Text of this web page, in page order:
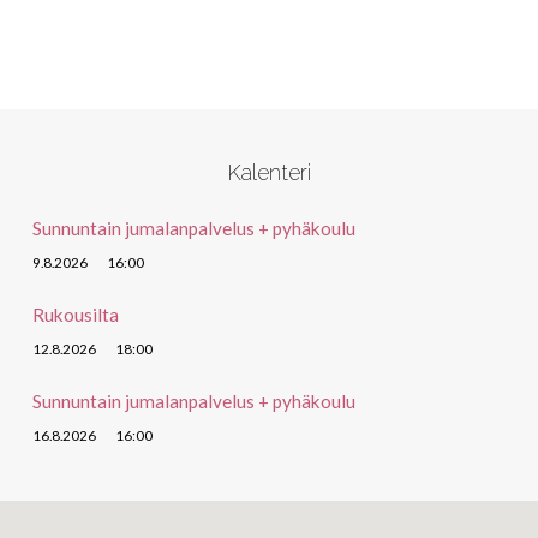
Kalenteri
Sunnuntain jumalanpalvelus + pyhäkoulu
9.8.2026 16:00
Rukousilta
12.8.2026 18:00
Sunnuntain jumalanpalvelus + pyhäkoulu
16.8.2026 16:00